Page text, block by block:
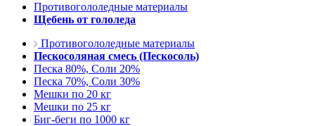
Противогололедные материалы
Щебень от гололеда
Противогололедные материалы
Пескосоляная смесь (Пескосоль)
Песка 80%, Соли 20%
Песка 70%, Соли 30%
Мешки по 20 кг
Мешки по 25 кг
Биг-беги по 1000 кг